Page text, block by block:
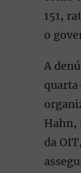
151,
o
A
Hahn,
da